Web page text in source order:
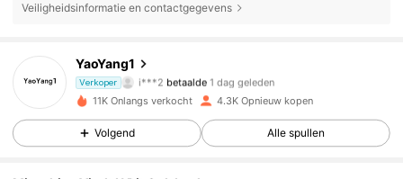
Veiligheidsinformatie en contactgegevens
YaoYang1
Verkoper
4.87
i***2 betaalde 1 dag geleden
j***egevolgd1 dag geleden
11K Onlangs verkocht 4.3K Opnieuw kopen
Volgend Alle spullen